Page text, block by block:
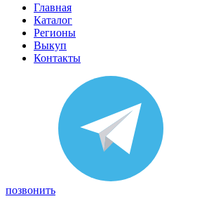
Главная
Каталог
Регионы
Выкуп
Контакты
позвонить